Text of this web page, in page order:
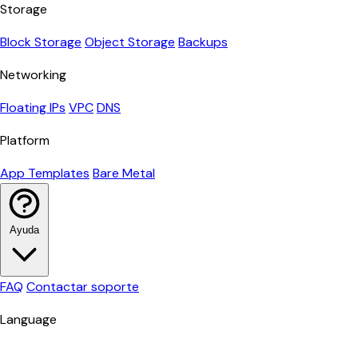
Storage
Block Storage Object Storage Backups
Networking
Floating IPs VPCDNS
Platform
App Templates Bare Metal
Ayuda
FAQ Contactar soporte
Language